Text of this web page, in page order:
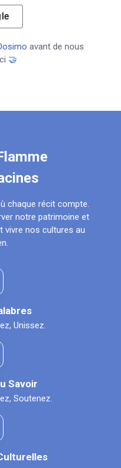
chaque récit compte.
notre patrimoine et
vivre nos cultures au
Unissez.
Savoir
Soutenez.
avant de nous
🤝